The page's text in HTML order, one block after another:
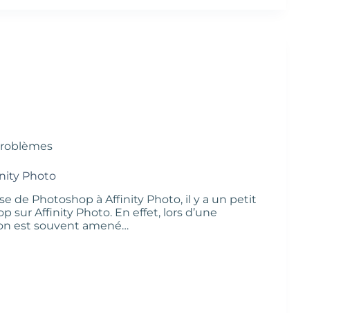
Photo
de Photoshop à Affinity Photo, il y a un petit
sur Affinity Photo. En effet, lors d’une
est souvent amené…